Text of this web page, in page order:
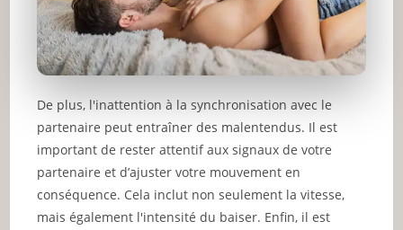
De plus, l'inattention à la synchronisation avec le
partenaire peut entraîner des malentendus. Il est
important de rester attentif aux signaux de votre
partenaire et d’ajuster votre mouvement en
conséquence. Cela inclut non seulement la vitesse,
mais également l'intensité du baiser. Enfin, il est